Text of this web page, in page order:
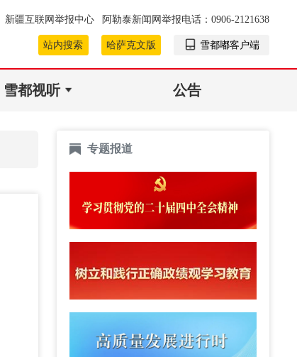
新疆互联网举报中心 阿勒泰新闻网举报电话：0906-2121638
站内搜索 哈萨克文版 雪都嘟客户端
雪都视听 公告
专题报道